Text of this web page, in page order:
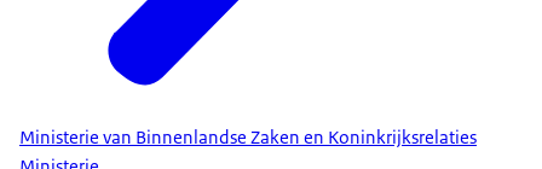
Ministerie van Binnenlandse Zaken en Koninkrijksrelaties